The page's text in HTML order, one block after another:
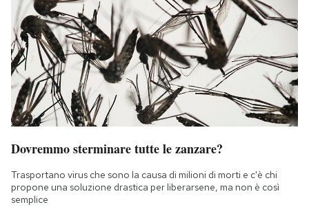
Dovremmo sterminare tutte le zanzare?
Trasportano virus che sono la causa di milioni di morti e c'è chi
propone una soluzione drastica per liberarsene, ma non è così
semplice